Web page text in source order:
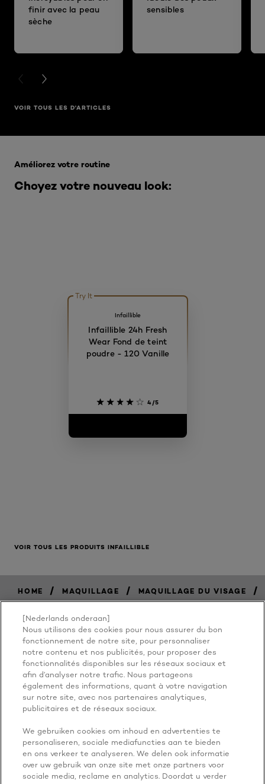
finir avec la peau
sèche
sensibles
PREVIOUS CARD
NEXT CARD
VOIR TOUS LES D'ARTICLES
Choyez votre nouveau look:
Améliorez votre routine
Try It
Infaillible
Infaillible 24h Fresh
Wear Fond de teint
poudre - 120 Vanille
4/5
VOIR TOUS LES PRODUITS INFAILLIBLE
HOME / MAQUILLAGE / MAQUILLAGE DU VISAGE /
BECAUSE
YOU'RE
WORTH IT
[Nederlands onderaan]
Nous utilisons des cookies pour nous assurer du bon
fonctionnement de notre site, pour personnaliser
notre contenu et nos publicités, pour proposer des
fonctionnalités disponibles sur les réseaux sociaux et
afin d’analyser notre trafic. Nous partageons
également des informations, quant à votre navigation
sur notre site, avec nos partenaires analytiques,
publicitaires et de réseaux sociaux.
We gebruiken cookies om inhoud en advertenties te
personaliseren, sociale mediafuncties aan te bieden
en ons verkeer te analyseren. We delen ook informatie
over uw gebruik van onze site met onze partners voor
sociale media, reclame en analytics. Doordat u verder